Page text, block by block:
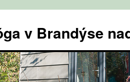
v Brandýse